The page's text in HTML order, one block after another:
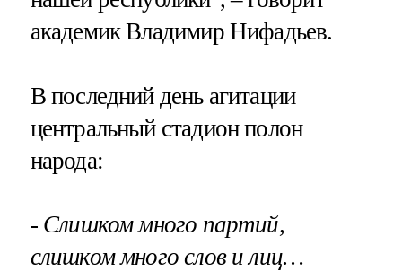
академик Владимир Нифадьев.
В последний день агитации
центральный стадион полон
народа:
- Слишком много партий,
слишком много слов и лиц…